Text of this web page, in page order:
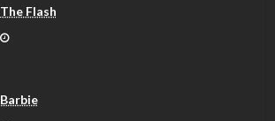
The Flash
Barbie